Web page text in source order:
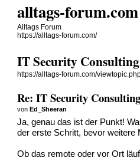
alltags-forum.com
Alltags Forum
https://alltags-forum.com/
IT Security
https://alltags-forum.com/
Re: IT Security
vonEd_Sheeran
Ja, genau das ist der Punkt!
der erste Schritt, bevor weitere
Ob das remote oder vor Ort